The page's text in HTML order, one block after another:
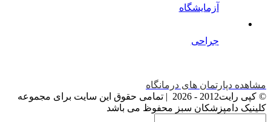
آزمایشگاه
جراحی
مشاهده دپارتمان های درمانگاه
© کپی رایت2012 -
2026 | تمامی حقوق این سایت برای مجموعه
کلینیک دامپزشکان سبز محفوظ می باشد